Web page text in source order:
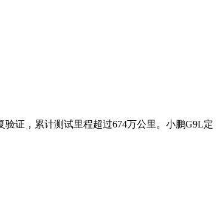
证，累计测试里程超过674万公里。小鹏G9L定